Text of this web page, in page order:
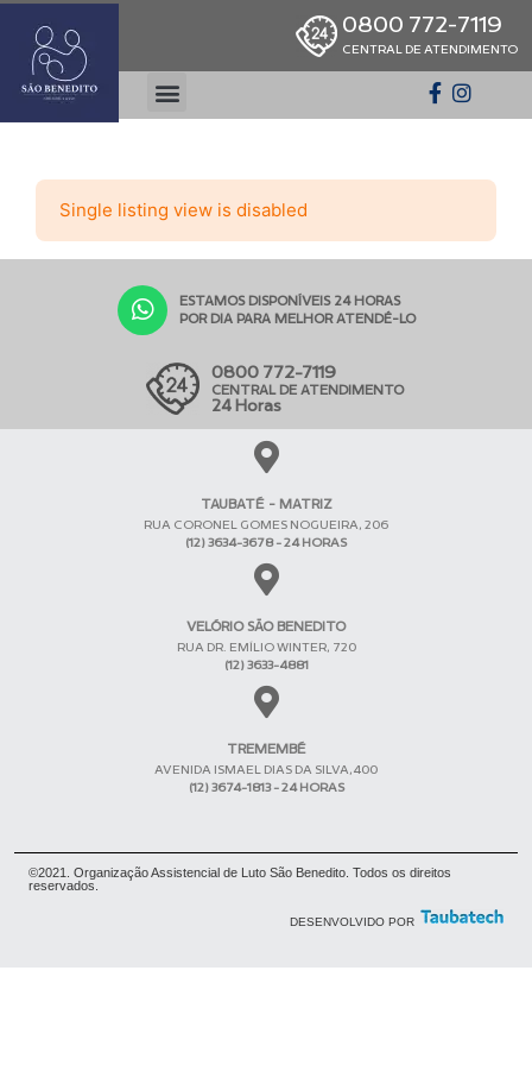
0800 772-7119
CENTRAL DE ATENDIMENTO
Single listing view is disabled
ESTAMOS DISPONÍVEIS 24 HORAS
POR DIA PARA MELHOR ATENDÊ-LO
0800 772-7119
CENTRAL DE ATENDIMENTO
24 Horas
TAUBATÉ - MATRIZ
RUA CORONEL GOMES NOGUEIRA, 206
(12) 3634-3678 - 24 HORAS
VELÓRIO SÃO BENEDITO
RUA DR. EMÍLIO WINTER, 720
(12) 3633-4881
TREMEMBÉ
AVENIDA ISMAEL DIAS DA SILVA,400
(12) 3674-1813 - 24 HORAS
©2021. Organização Assistencial de Luto São Benedito. Todos os direitos
reservados.
DESENVOLVIDO POR